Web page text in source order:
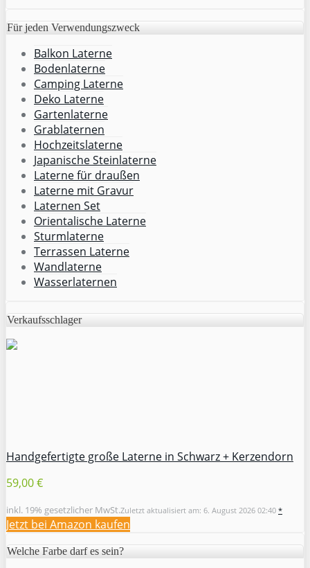
Für jeden Verwendungszweck
Balkon Laterne
Bodenlaterne
Camping Laterne
Deko Laterne
Gartenlaterne
Grablaternen
Hochzeitslaterne
Japanische Steinlaterne
Laterne für draußen
Laterne mit Gravur
Laternen Set
Orientalische Laterne
Sturmlaterne
Terrassen Laterne
Wandlaterne
Wasserlaternen
Verkaufsschlager
Handgefertigte große Laterne in Schwarz + Kerzendorn
59,00 €
inkl. 19% gesetzlicher MwSt.Zuletzt aktualisiert am: 6. August 2026 02:40 *
Jetzt bei Amazon kaufen
Welche Farbe darf es sein?